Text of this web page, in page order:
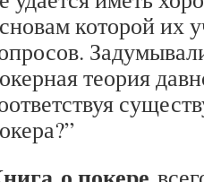
которой их
теория